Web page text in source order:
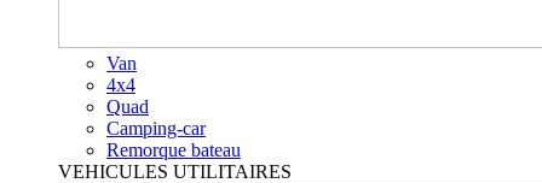
Van
4x4
Quad
Camping-car
Remorque bateau
VEHICULES UTILITAIRES